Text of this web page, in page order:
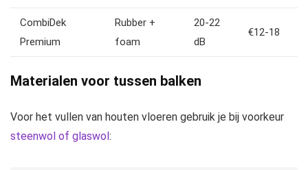
CombiDek
Premium
Rubber +
foam
20-22
dB
€12-18
Materialen voor tussen balken
Voor het vullen van houten vloeren gebruik je bij voorkeur
steenwol of glaswol: